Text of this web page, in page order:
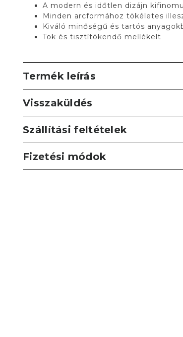
A modern és időtlen dizájn
Minden arcformához tökéletes
Kiváló minőségű és tartós
Tok és tisztítókendő mellékelt
Termék leírás
Visszaküldés
Szállítási feltételek
Fizetési módok